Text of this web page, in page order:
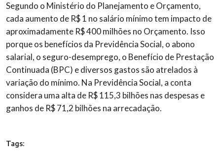
Segundo o Ministério do Planejamento e Orçamento,
cada aumento de R$ 1 no salário mínimo tem impacto de
aproximadamente R$ 400 milhões no Orçamento. Isso
porque os benefícios da Previdência Social, o abono
salarial, o seguro-desemprego, o Benefício de Prestação
Continuada (BPC) e diversos gastos são atrelados à
variação do mínimo. Na Previdência Social, a conta
considera uma alta de R$ 115,3 bilhões nas despesas e
ganhos de R$ 71,2 bilhões na arrecadação.
Tags: